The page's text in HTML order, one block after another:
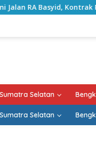
Proyek Sudah Rampung
Sumatra Selatan
Sumatra Selatan